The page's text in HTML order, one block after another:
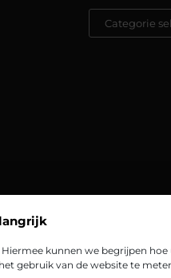
kunnen we begrijpen
gebruik van de website te